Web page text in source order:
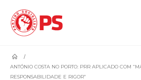
ANTÓNIO COSTA NO PORTO: PRR APLICADO COM
RESPONSABILIDADE E RIGOR”